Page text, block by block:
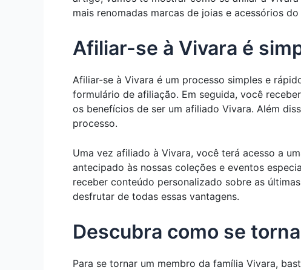
mais renomadas marcas de joias e acessórios do
Afiliar-se à Vivara é
Afiliar-se à Vivara é um processo simples e
formulário de afiliação. Em seguida, você
os benefícios de ser um afiliado Vivara. Além
processo.
Uma vez afiliado à Vivara, você terá acesso a
antecipado às nossas coleções e eventos
receber conteúdo personalizado sobre as
desfrutar de todas essas vantagens.
Descubra como se
Para se tornar um membro da família Vivara,